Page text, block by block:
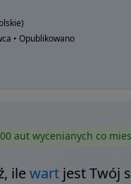
• Opublikowano
aut wycenianych co
ilewartjest Twój